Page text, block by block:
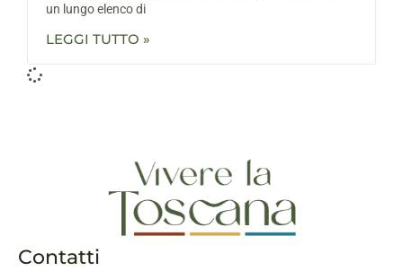
un lungo elenco di
LEGGI TUTTO »
Contatti